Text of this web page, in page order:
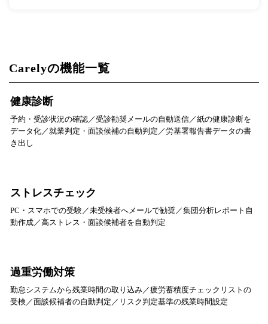
Carelyの機能一覧
健康診断
予約・受診状況の確認／受診勧奨メールの自動送信／紙の健康診断を
データ化／就業判定・面談候補の自動判定／労基署報告書データの書
き出し
ストレスチェック
PC・スマホでの受験／未受検者へメールで勧奨／集団分析レポート自
動作成／高ストレス・面談候補者を自動判定
過重労働対策
勤怠システムから残業時間の取り込み／疲労蓄積度チェックリストの
受検／面談候補者の自動判定／リスク判定基準の残業時間設定